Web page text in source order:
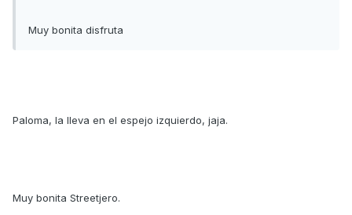
Muy bonita disfruta
Paloma, la lleva en el espejo izquierdo, jaja.
Muy bonita Streetjero.